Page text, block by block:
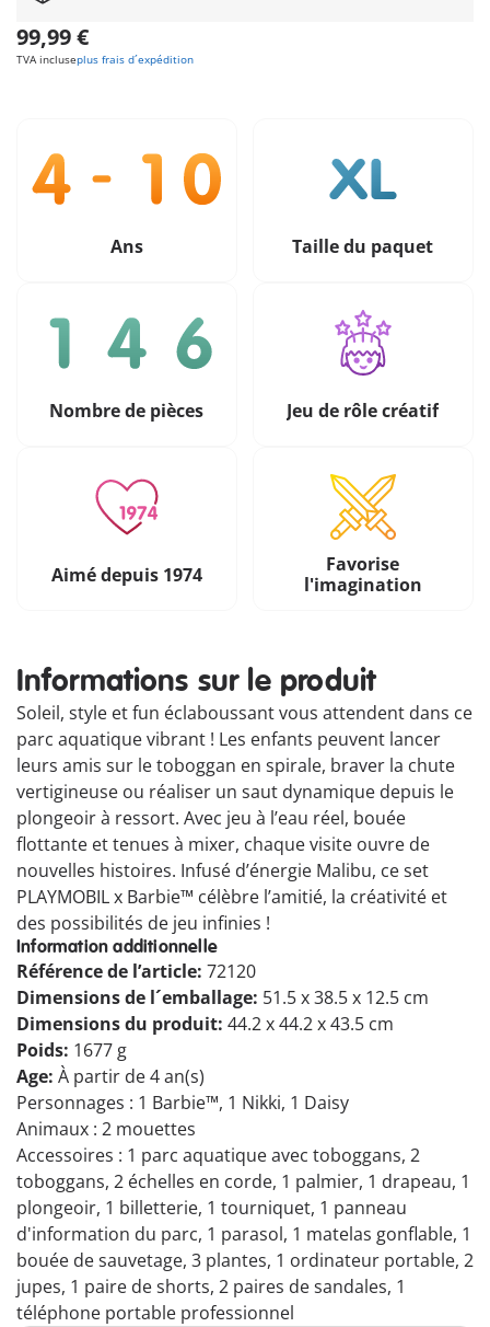
99,99 €
TVA incluseplus frais d´expédition
Ans Taille du paquet
Nombre de pièces Jeu de rôle créatif
Aimé depuis 1974
Favorise
l'imagination
Informations sur le produit
Soleil, style et fun éclaboussant vous attendent dans ce
parc aquatique vibrant ! Les enfants peuvent lancer
leurs amis sur le toboggan en spirale, braver la chute
vertigineuse ou réaliser un saut dynamique depuis le
plongeoir à ressort. Avec jeu à l’eau réel, bouée
flottante et tenues à mixer, chaque visite ouvre de
nouvelles histoires. Infusé d’énergie Malibu, ce set
PLAYMOBIL x Barbie™ célèbre l’amitié, la créativité et
des possibilités de jeu infinies !
Information additionnelle
Référence de l’article: 72120
Dimensions de l´emballage: 51.5 x 38.5 x 12.5 cm
Dimensions du produit: 44.2 x 44.2 x 43.5 cm
Poids: 1677 g
Age: À partir de 4 an(s)
Personnages : 1 Barbie™, 1 Nikki, 1 Daisy
Animaux : 2 mouettes
Accessoires : 1 parc aquatique avec toboggans, 2
toboggans, 2 échelles en corde, 1 palmier, 1 drapeau, 1
plongeoir, 1 billetterie, 1 tourniquet, 1 panneau
d'information du parc, 1 parasol, 1 matelas gonflable, 1
bouée de sauvetage, 3 plantes, 1 ordinateur portable, 2
jupes, 1 paire de shorts, 2 paires de sandales, 1
téléphone portable professionnel